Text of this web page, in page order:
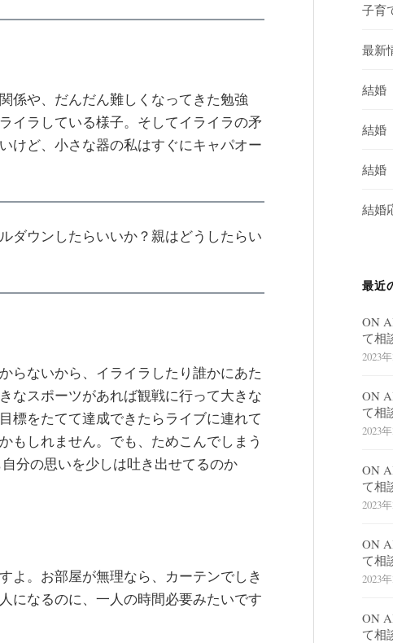
係や、だんだん難しくなってきた勉強
イラしている様子。そしてイライラの矛
けど、小さな器の私はすぐにキャパオー
ダウンしたらいいか？親はどうしたらい
らないから、イライラしたり誰かにあた
なスポーツがあれば観戦に行って大きな
標をたてて達成できたらライブに連れて
しれません。でも、ためこんでしまう
分の思いを少しは吐き出せてるのか
よ。お部屋が無理なら、カーテンでしき
になるのに、一人の時間必要みたいです
子育
最新
結婚
結婚
結婚
結婚
最近
ON
て相
2023
ON
て相
2023
ON
て相
2023
ON
て相
2023
ON
て相